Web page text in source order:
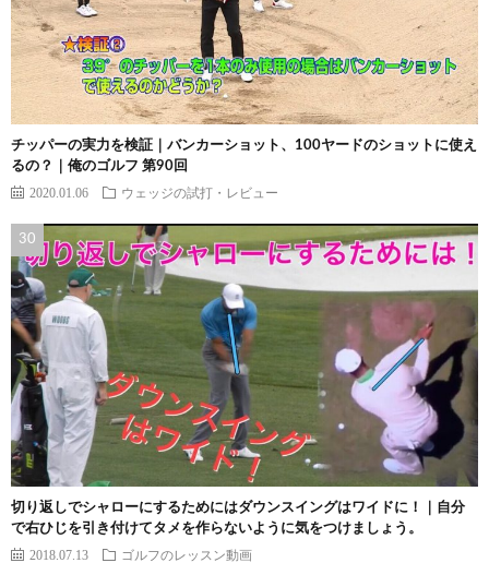
チッパーの実力を検証｜バンカーショット、100ヤードのショットに使え
るの？｜俺のゴルフ 第90回
2020.01.06 ウェッジの試打・レビュー
切り返しでシャローにするためにはダウンスイングはワイドに！｜自分
で右ひじを引き付けてタメを作らないように気をつけましょう。
2018.07.13 ゴルフのレッスン動画